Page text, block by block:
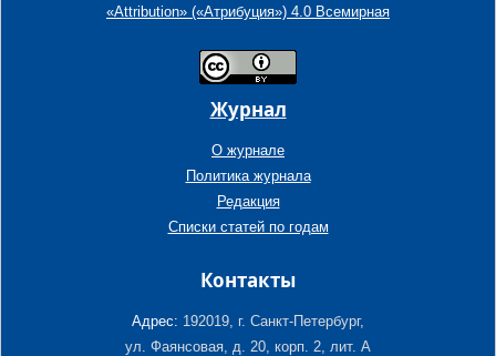
«Attribution» («Атрибуция») 4.0 Всемирная
Журнал
О журнале
Политика журнала
Редакция
Списки статей по годам
Контакты
Адрес: 192019, г. Санкт-Петербург,
ул. Фаянсовая, д. 20, корп. 2, лит. А